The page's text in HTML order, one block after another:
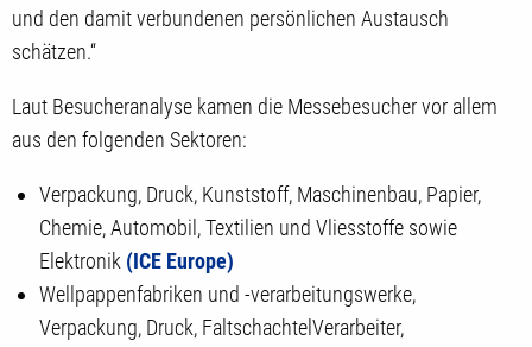
und den damit verbundenen persönlichen Austausch
schätzen.“
Laut Besucheranalyse kamen die Messebesucher vor allem
aus den folgenden Sektoren:
Verpackung, Druck, Kunststoff, Maschinenbau, Papier,
Chemie, Automobil, Textilien und Vliesstoffe sowie
Elektronik (ICE Europe)
Wellpappenfabriken und -verarbeitungswerke,
Verpackung, Druck, FaltschachtelVerarbeiter,